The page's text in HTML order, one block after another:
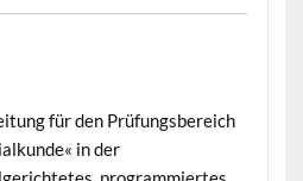
für den Prüfungsbereich
in der